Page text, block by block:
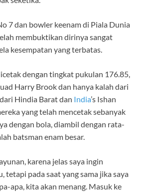
7 dan bowler keenam di Piala Dunia
membuktikan dirinya sangat
kesempatan yang terbatas.
dengan tingkat pukulan 176.85,
Harry Brook dan hanya kalah dari
Hindia Barat dan India’s Ishan
yang telah mencetak sebanyak
dengan bola, diambil dengan rata-
batsman enam besar.
karena jelas saya ingin
tetapi pada saat yang sama jika saya
apa, kita akan menang. Masuk ke